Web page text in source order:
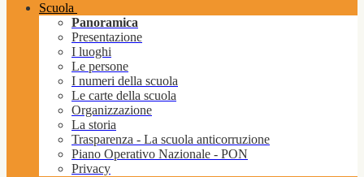
Scuola
Panoramica
Presentazione
I luoghi
Le persone
I numeri della scuola
Le carte della scuola
Organizzazione
La storia
Trasparenza - La scuola anticorruzione
Piano Operativo Nazionale - PON
Privacy